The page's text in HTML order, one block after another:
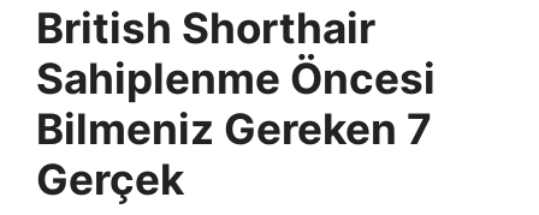
British Shorthair
Sahiplenme Öncesi
Bilmeniz Gereken 7
Gerçek